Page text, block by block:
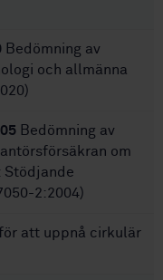
Bedömning av
och allmänna
Bedömning av
om
Stödjande
2:2004)
att uppnå cirkulär